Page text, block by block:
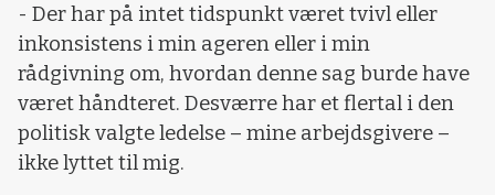
- Der har på intet tidspunkt været tvivl eller
inkonsistens i min ageren eller i min
rådgivning om, hvordan denne sag burde have
været håndteret. Desværre har et flertal i den
politisk valgte ledelse – mine arbejdsgivere –
ikke lyttet til mig.